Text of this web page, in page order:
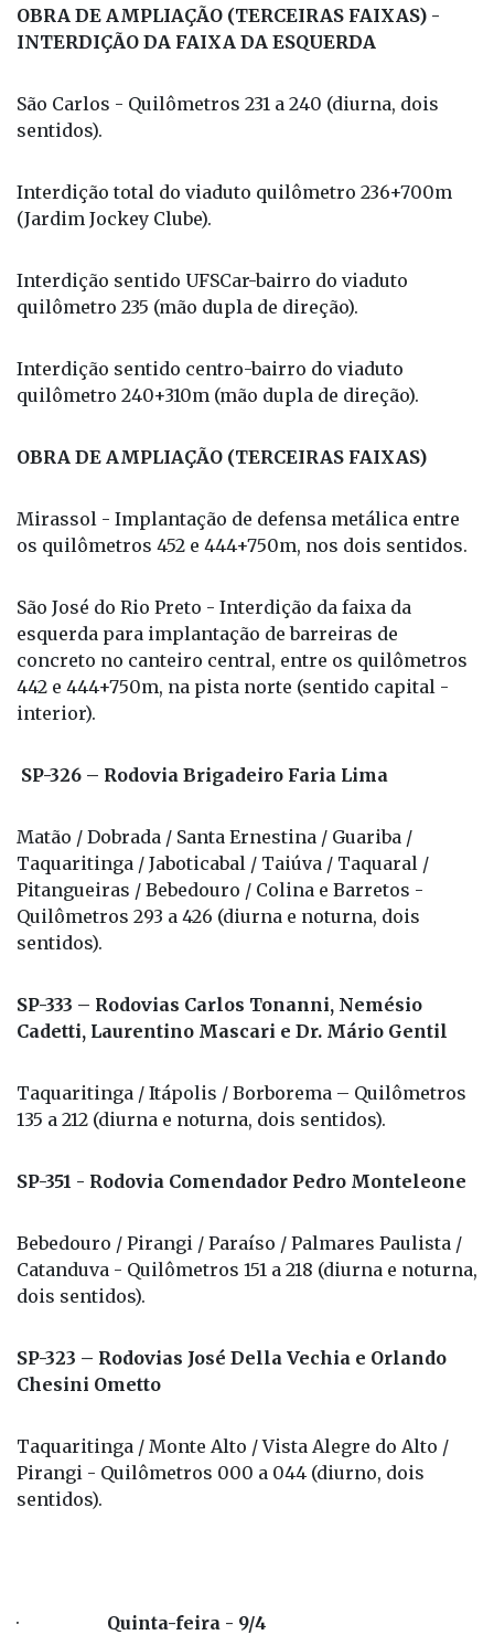
OBRA DE AMPLIAÇÃO (TERCEIRAS FAIXAS) -
INTERDIÇÃO DA FAIXA DA ESQUERDA
São Carlos - Quilômetros 231 a 240 (diurna, dois
sentidos).
Interdição total do viaduto quilômetro 236+700m
(Jardim Jockey Clube).
Interdição sentido UFSCar-bairro do viaduto
quilômetro 235 (mão dupla de direção).
Interdição sentido centro-bairro do viaduto
quilômetro 240+310m (mão dupla de direção).
OBRA DE AMPLIAÇÃO (TERCEIRAS FAIXAS)
Mirassol - Implantação de defensa metálica entre
os quilômetros 452 e 444+750m, nos dois sentidos.
São José do Rio Preto - Interdição da faixa da
esquerda para implantação de barreiras de
concreto no canteiro central, entre os quilômetros
442 e 444+750m, na pista norte (sentido capital -
interior).
SP-326 – Rodovia Brigadeiro Faria Lima
Matão / Dobrada / Santa Ernestina / Guariba /
Taquaritinga / Jaboticabal / Taiúva / Taquaral /
Pitangueiras / Bebedouro / Colina e Barretos -
Quilômetros 293 a 426 (diurna e noturna, dois
sentidos).
SP-333 – Rodovias Carlos Tonanni, Nemésio
Cadetti, Laurentino Mascari e Dr. Mário Gentil
Taquaritinga / Itápolis / Borborema – Quilômetros
135 a 212 (diurna e noturna, dois sentidos).
SP-351 - Rodovia Comendador Pedro Monteleone
Bebedouro / Pirangi / Paraíso / Palmares Paulista /
Catanduva - Quilômetros 151 a 218 (diurna e noturna,
dois sentidos).
SP-323 – Rodovias José Della Vechia e Orlando
Chesini Ometto
Taquaritinga / Monte Alto / Vista Alegre do Alto /
Pirangi - Quilômetros 000 a 044 (diurno, dois
sentidos).
· Quinta-feira - 9/4